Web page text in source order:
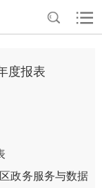
各旗县区政府网
度报表
政务服务与数据